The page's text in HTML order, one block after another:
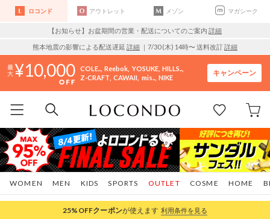
ロコンド アウトレット メゾン マガシーク
【お知らせ】お盆期間の営業・配送についてのご案内 詳細
熊本地震の影響による配送遅延 詳細 ｜7/30 (木) 14時〜 送料改訂詳細
10,000 COLE.. Reebok YOSUKE HILLS..
Z-CRAFT CAWAII mis.. NIKE
キャンペーン
WOMEN MEN KIDS SPORTS COSME HOME
OUTLET
25%OFFクーポンが使えます 利用条件を見る